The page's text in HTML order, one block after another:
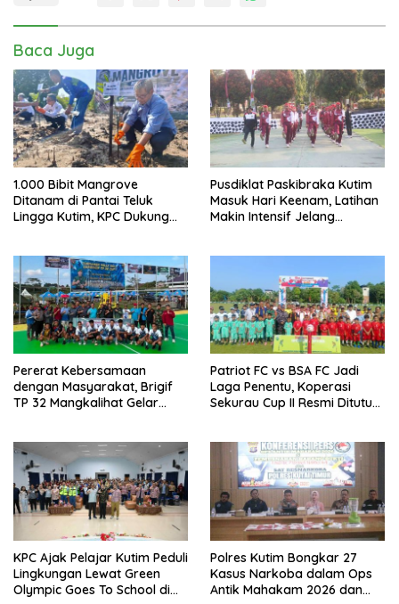
Baca Juga
1.000 Bibit Mangrove
Ditanam di Pantai Teluk
Lingga Kutim, KPC Dukung
Pusdiklat Paskibraka Kutim
Masuk Hari Keenam, Latihan
Makin Intensif Jelang
Pererat Kebersamaan
dengan Masyarakat, Brigif
TP 32 Mangkalihat Gelar
Patriot FC vs BSA FC Jadi
Laga Penentu, Koperasi
Sekurau Cup II Resmi Ditutup
KPC Ajak Pelajar Kutim Peduli
Lingkungan Lewat Green
Olympic Goes To School di
Polres Kutim Bongkar 27
Kasus Narkoba dalam Ops
Antik Mahakam 2026 dan